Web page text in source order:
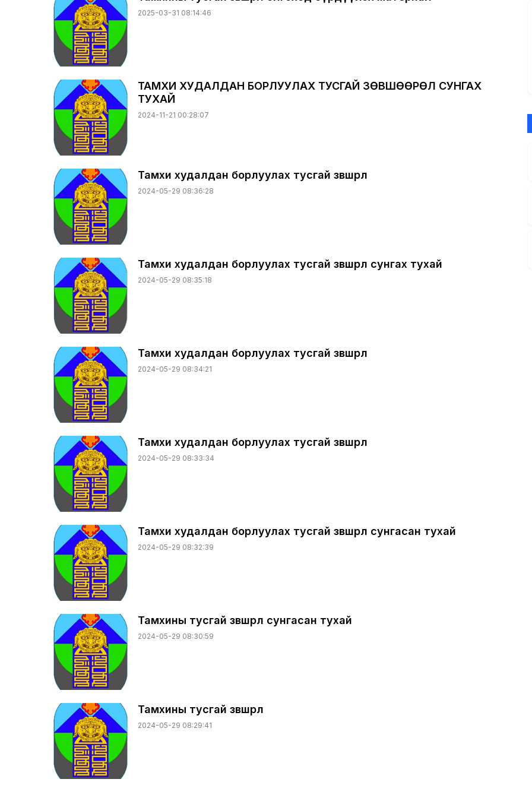
2025-03-31 08:14:46
ТАМХИ ХУДАЛДАН БОРЛУУЛАХ ТУСГАЙ ЗӨВШӨӨРӨЛ СУНГАХ
ТУХАЙ
2024-11-21 00:28:07
Тамхи худалдан борлуулах тусгай зөвшөөрөл
2024-05-29 08:36:28
Тамхи худалдан борлуулах тусгай зөвшөөрөл сунгах тухай
2024-05-29 08:35:18
Тамхи худалдан борлуулах тусгай зөвшөөрөл
2024-05-29 08:34:21
Тамхи худалдан борлуулах тусгай зөвшөөрөл
2024-05-29 08:33:34
Тамхи худалдан борлуулах тусгай зөвшөөрөл сунгасан тухай
2024-05-29 08:32:39
Тамхины тусгай зөвшөөрөл сунгасан тухай
2024-05-29 08:30:59
Тамхины тусгай зөвшөөрөл
2024-05-29 08:29:41